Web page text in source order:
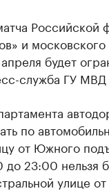
Российской
и
будет
служба ГУ МВД
по
от Южного
23:00 нельзя
улице